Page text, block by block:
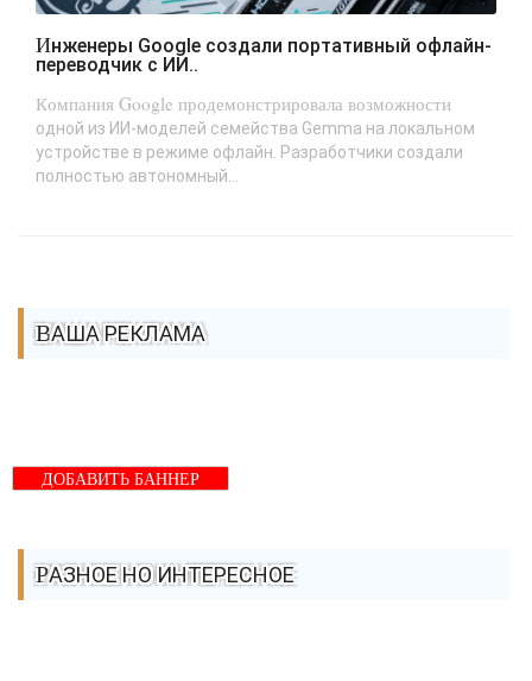
Инженеры Google создали портативный офлайн-
переводчик с ИИ..
Компания Google продемонстрировала возможности
одной из ИИ-моделей семейства Gemma на локальном
устройстве в режиме офлайн. Разработчики создали
полностью автономный...
ВАША РЕКЛАМА
ДОБАВИТЬ БАННЕР
РАЗНОЕ НО ИНТЕРЕСНОЕ